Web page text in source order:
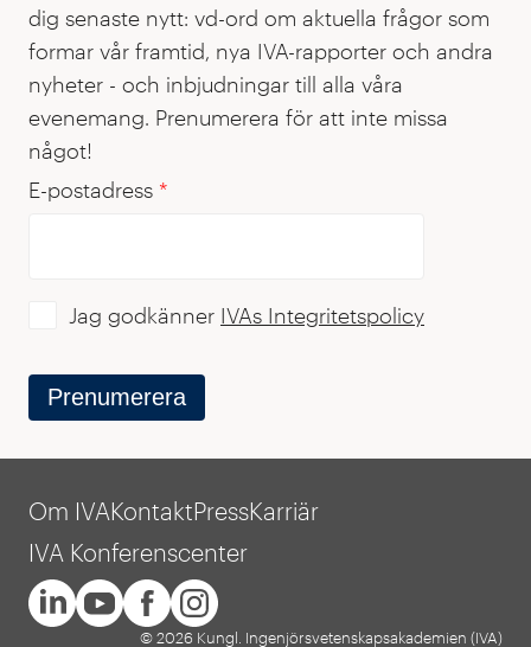
dig senaste nytt: vd-ord om aktuella frågor som
formar vår framtid, nya IVA-rapporter och andra
nyheter - och inbjudningar till alla våra
evenemang. Prenumerera för att inte missa
något!
E-postadress *
Prenumerera
Jag godkänner IVAs Integritetspolicy
Om IVAKontaktPressKarriär
IVA Konferenscenter
© 2026 Kungl. Ingenjörsvetenskapsakademien (IVA)